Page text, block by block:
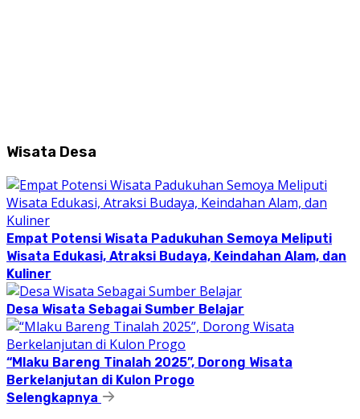
Wisata Desa
Empat Potensi Wisata Padukuhan Semoya Meliputi
Wisata Edukasi, Atraksi Budaya, Keindahan Alam, dan
Kuliner
Desa Wisata Sebagai Sumber Belajar
“Mlaku Bareng Tinalah 2025”, Dorong Wisata
Berkelanjutan di Kulon Progo
Selengkapnya